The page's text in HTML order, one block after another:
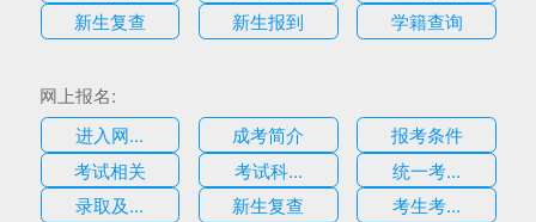
新生复查
新生报到 学籍查询
网上报名:
进入网...
成考简介
报考条件
考试相关
考试科...
统一考...
录取及...
新生复查 考生考...